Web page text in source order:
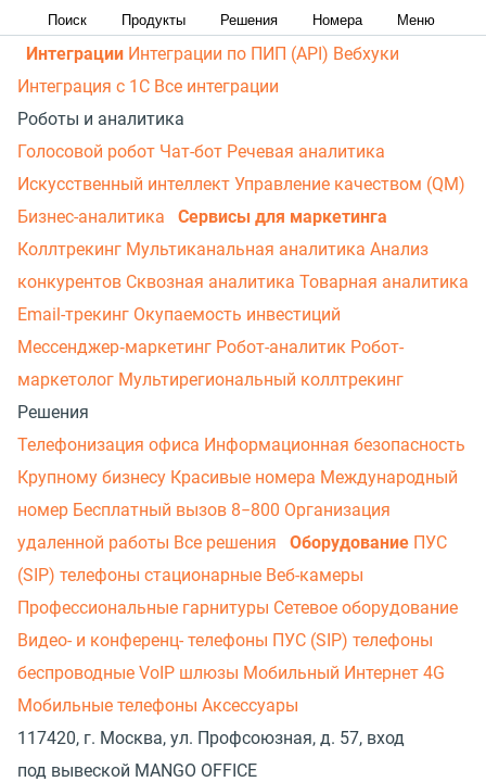
Поиск Продукты Решения Номера Меню
эффективности работы
Все возможности колл-центра
Интеграции Интеграции по ПИП (API) Вебхуки
Интеграция с 1С Все интеграции
Роботы и аналитика
Голосовой робот Чат-бот Речевая аналитика
Искусственный интеллект Управление качеством (QM)
Бизнес-аналитика
Сервисы для маркетинга
Коллтрекинг Мультиканальная аналитика Анализ
конкурентов Сквозная аналитика Товарная аналитика
Email-трекинг Окупаемость инвестиций
Мессенджер‑маркетинг Робот-аналитик Робот-
маркетолог Мультирегиональный коллтрекинг
Решения
Телефонизация офиса Информационная безопасность
Крупному бизнесу Красивые номера Международный
номер Бесплатный вызов 8−800 Организация
удаленной работы Все решения Оборудование ПУС
(SIP) телефоны стационарные Веб-камеры
Профессиональные гарнитуры Сетевое оборудование
Видео- и конференц- телефоны ПУС (SIP) телефоны
беспроводные VoIP шлюзы Мобильный Интернет 4G
Мобильные телефоны Аксессуары
117420, г. Москва, ул. Профсоюзная, д. 57, вход
под вывеской MANGO OFFICE